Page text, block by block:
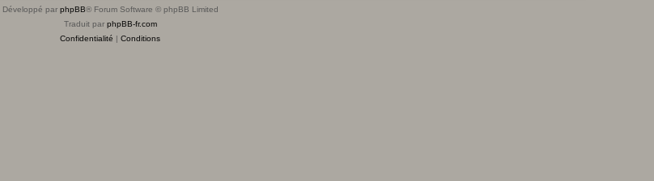
Développé par phpBB® Forum Software © phpBB Limited
Traduit par phpBB-fr.com
Confidentialité | Conditions